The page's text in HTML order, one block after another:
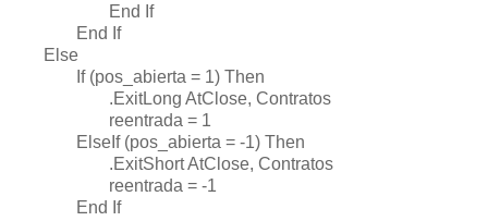
End If
End If
Else
If (pos_abierta = 1) Then
.ExitLong AtClose, Contratos
reentrada = 1
ElseIf (pos_abierta = -1) Then
.ExitShort AtClose, Contratos
reentrada = -1
End If